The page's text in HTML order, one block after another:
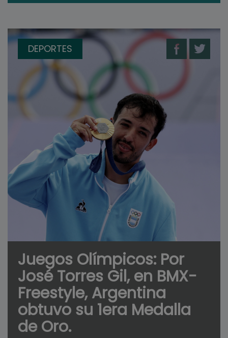
DEPORTES
Juegos Olímpicos: Por
José Torres Gil, en BMX-
Freestyle, Argentina
obtuvo su 1era Medalla
de Oro.